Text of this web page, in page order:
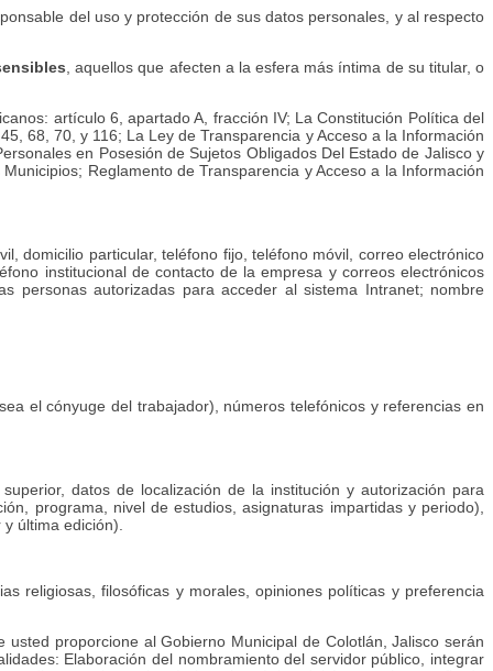
del uso y protección de sus datos personales, y al respecto
, aquellos que afecten a la esfera más íntima de su titular, o
artículo 6, apartado A, fracción IV; La Constitución Política del
68, 70, y 116; La Ley de Transparencia y Acceso a la Información
en Posesión de Sujetos Obligados Del Estado de Jalisco y
Reglamento de Transparencia y Acceso a la Información
domicilio particular, teléfono fijo, teléfono móvil, correo electrónico
institucional de contacto de la empresa y correos electrónicos
personas autorizadas para acceder al sistema Intranet; nombre
el cónyuge del trabajador), números telefónicos y referencias en
datos de localización de la institución y autorización para
programa, nivel de estudios, asignaturas impartidas y periodo),
última edición).
religiosas, filosóficas y morales, opiniones políticas y preferencia
proporcione al Gobierno Municipal de Colotlán, Jalisco serán
Elaboración del nombramiento del servidor público, integrar